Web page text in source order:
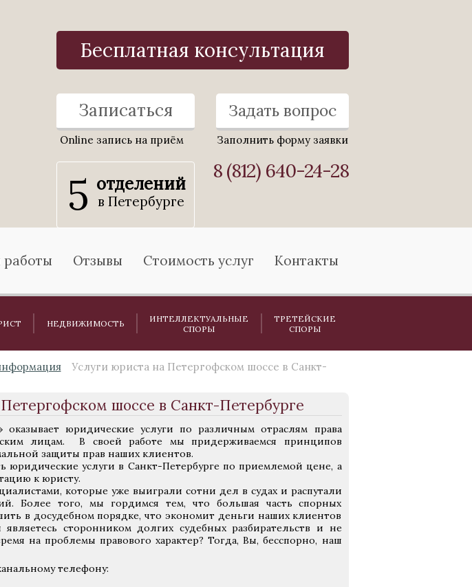
Бесплатная консультация
Записаться
Online запись на приём
Задать вопрос
Заполнить форму заявки
5 отделений
в Петербурге
8 (812) 640-24-28
Отзывы Стоимость услуг Контакты
НЕДВИЖИМОСТЬ
ИНТЕЛЛЕКТУАЛЬНЫЕ
СПОРЫ
ТРЕТЕЙСКИЕ
СПОРЫ
Услуги юриста на Петергофском шоссе в Санкт-
шоссе в Санкт-Петербурге
оказывает юридические услуги по различным отраслям права
лицам. В своей работе мы придерживаемся принципов
защиты прав наших клиентов.
юридические услуги в Санкт-Петербурге по приемлемой цене, а
к юристу.
которые уже выиграли сотни дел в судах и распутали
Более того, мы гордимся тем, что большая часть спорных
в досудебном порядке, что экономит деньги наших клиентов
сторонником долгих судебных разбирательств и не
на проблемы правового характер? Тогда, Вы, бесспорно, наш
телефону: